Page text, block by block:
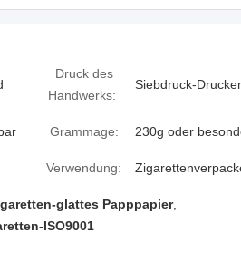
Druck des
Handwerks:
Siebdruck-
Grammage: 230g oder
Verwendung:
glattes Papppapier,
ISO9001